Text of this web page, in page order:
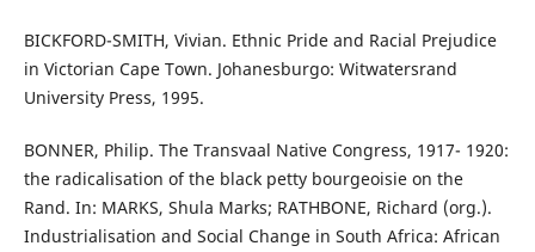
BICKFORD-SMITH, Vivian. Ethnic Pride and Racial Prejudice
in Victorian Cape Town. Johanesburgo: Witwatersrand
University Press, 1995.
BONNER, Philip. The Transvaal Native Congress, 1917- 1920:
the radicalisation of the black petty bourgeoisie on the
Rand. In: MARKS, Shula Marks; RATHBONE, Richard (org.).
Industrialisation and Social Change in South Africa: African